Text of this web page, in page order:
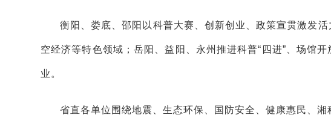
衡阳、娄底、邵阳以科普大赛、创新创业、政策宣贯激发
空经济等特色领域；岳阳、益阳、永州推进科普“四进”、场馆
业。
省直各单位围绕地震、生态环保、国防安全、健康惠民、湘